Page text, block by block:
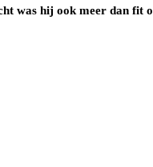
was hij ook meer dan fit